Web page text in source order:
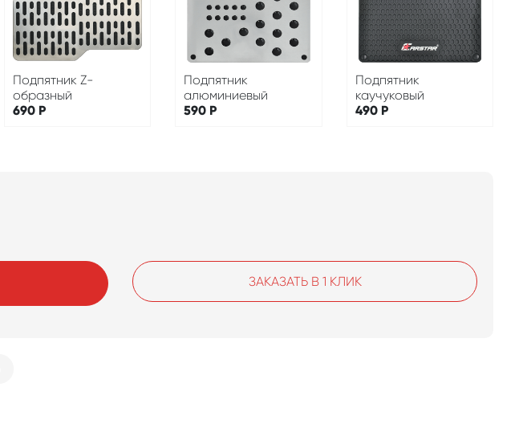
Подпятник Z-
образный
690 Р
Подпятник
алюминиевый
590 Р
Подпятник
каучуковый
490 Р
ЗАКАЗАТЬ В 1 КЛИК